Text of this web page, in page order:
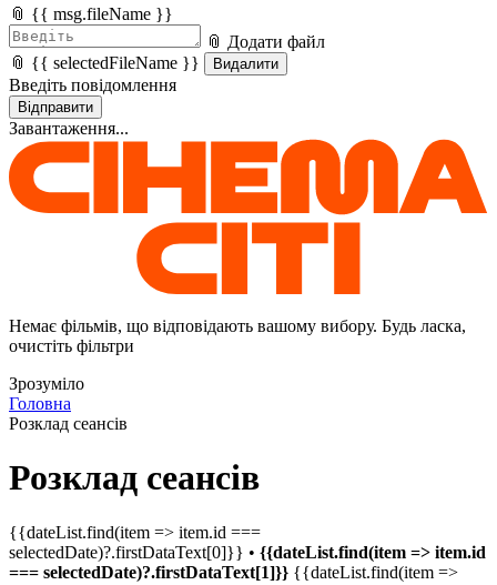
📎 {{ msg.fileName }}
📎 Додати файл
📎 {{ selectedFileName }}
Видалити
Введіть повідомлення
Відправити
Завантаження...
Немає фільмів, що відповідають вашому вибору. Будь ласка,
очистіть фільтри
Зрозуміло
Головна
Розклад сеансів
Розклад сеансів
{{dateList.find(item => item.id ===
selectedDate)?.firstDataText[0]}} • {{dateList.find(item => item.id
=== selectedDate)?.firstDataText[1]}} {{dateList.find(item =>